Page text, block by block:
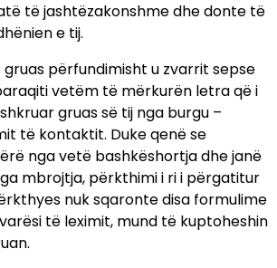
të jashtëzakonshme dhe donte të
e tij.
përfundimisht u zvarrit sepse
vetëm të mërkurën letra që i
gruas së tij nga burgu –
të kontaktit. Duke qenë se
nga vetë bashkëshortja dhe janë
mbrojtja, përkthimi i ri i përgatitur
nuk sqaronte disa formulime
të leximit, mund të kuptoheshin